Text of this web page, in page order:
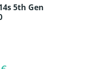
5th Gen